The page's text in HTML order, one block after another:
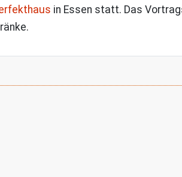
in Essen statt. Das